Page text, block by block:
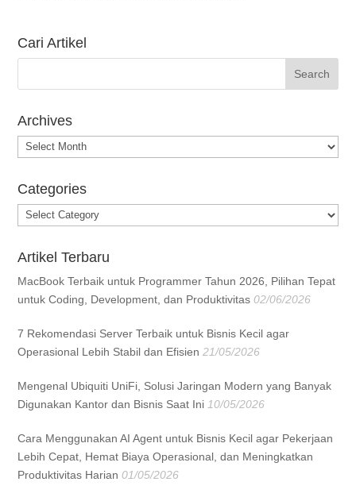
Cari Artikel
Archives
Archives
Categories
Categories
Artikel Terbaru
MacBook Terbaik untuk Programmer Tahun 2026, Pilihan Tepat
untuk Coding, Development, dan Produktivitas 02/06/2026
7 Rekomendasi Server Terbaik untuk Bisnis Kecil agar
Operasional Lebih Stabil dan Efisien 21/05/2026
Mengenal Ubiquiti UniFi, Solusi Jaringan Modern yang Banyak
Digunakan Kantor dan Bisnis Saat Ini 10/05/2026
Cara Menggunakan AI Agent untuk Bisnis Kecil agar Pekerjaan
Lebih Cepat, Hemat Biaya Operasional, dan Meningkatkan
Produktivitas Harian 01/05/2026